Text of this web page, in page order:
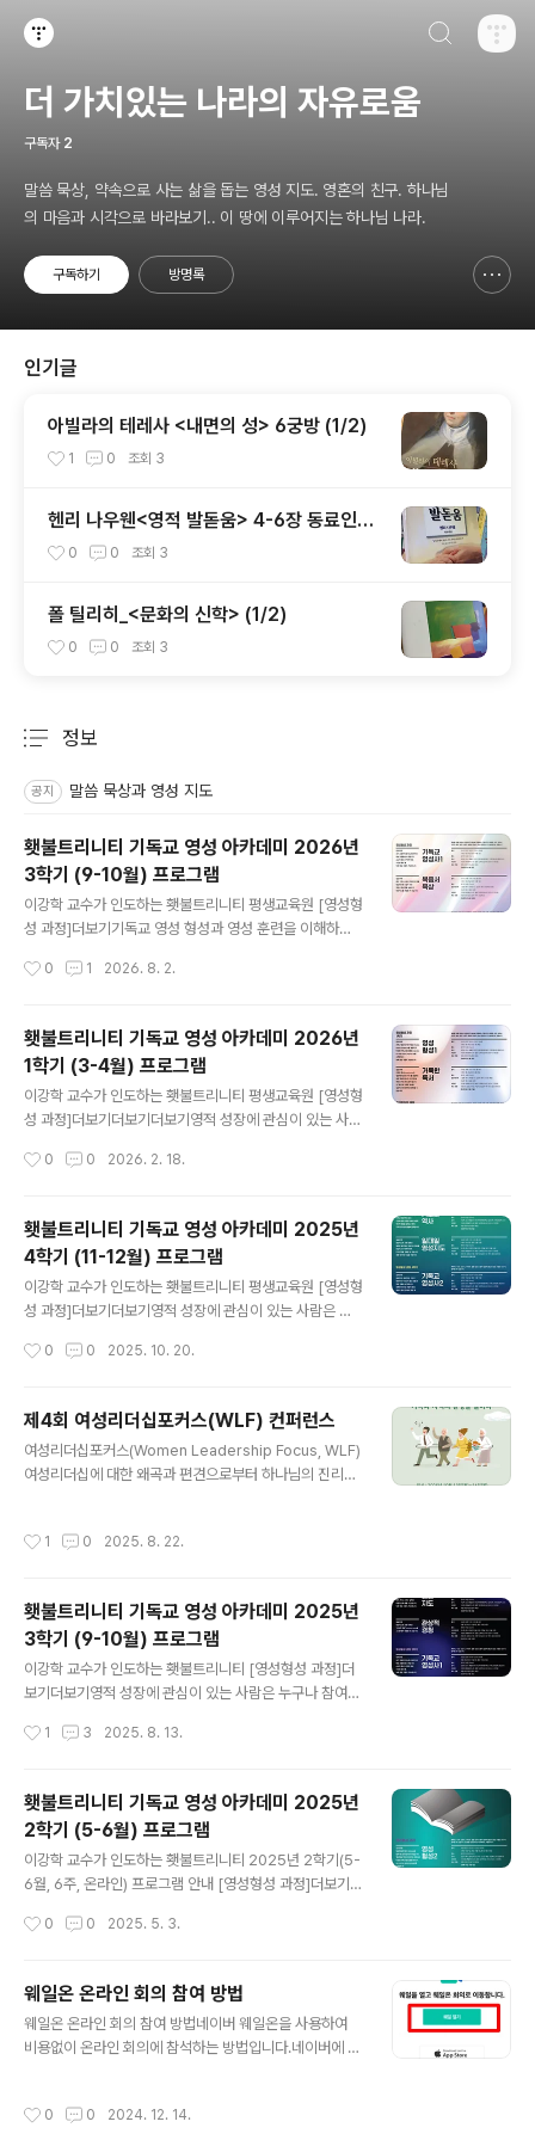
더 가치있는 나라의 자유로움
구독자 2
말씀 묵상, 약속으로 사는 삶을 돕는 영성 지도. 영혼의 친구. 하나님
의 마음과 시각으로 바라보기.. 이 땅에 이루어지는 하나님 나라.
구독하기 방명록
인기글
아빌라의 테레사 <내면의 성> 6궁방 (1/2)
1 0 조회 3
헨리 나우웬<영적 발돋움> 4-6장 동료인간
을 향한 발돋음
0 0 조회 3
폴 틸리히_<문화의 신학> (1/2)
0 0 조회 3
정보
공지 말씀 묵상과 영성 지도
횃불트리니티 기독교 영성 아카데미 2026년
3학기 (9-10월) 프로그램
이강학 교수가 인도하는 횃불트리니티 평생교육원 [영성형
성 과정]더보기기독교 영성 형성과 영성 훈련을 이해하고
적 성숙을 지향하는 기독교인, 목회자, 사모, 선교사, 사역
여할 수 있습니다. (1) 강의 : 기독교영성사1 (등록마감 9월
1일)초기 교회부터 중세 교회까지의 영성 운동들을 소개합
니다. : 순교의 영성, 사막의 영성, 수도원 영성 등 녹화 영상
시청도 가능합니다. . 시간 : 수요일 오전 10시 -12시 (총 6
회). 장소 : zoom (온라인 수업). 강사 : 김정희 교수(횃불
료 : 15만원 (횃불 동문 및 재학생, WEC..
0 1 2026. 8. 2.
횃불트리니티 기독교 영성 아카데미 2026년
1학기 (3-4월) 프로그램
이강학 교수가 인도하는 횃불트리니티 평생교육원 [영성형
성 과정]더보기더보기더보기영적 성장에 관심이 있는 사람
련을 이해하고 경험하기 원하는 분들 대상 (1) 강의 : 영성
영성, 영성형성, 영성훈련 등)을 설명하고 다양한 기독교 영
성 훈련(거룩한 독서, 의식성찰, 영성일기, 자연 묵상 등)을
소개합니다. 녹화 영상 시청도 가능합니다. . 시간 : 수요일
오전 10시 -12시 (총 6회). 장소 : zoom (온라인 수업).
강사 : 김정희 교수(횃불트리니티신학대학원대학교 기독교
WEC, WLF 12만원)(개강 : 3월 4일..
0 0 2026. 2. 18.
횃불트리니티 기독교 영성 아카데미 2025년
4학기 (11-12월) 프로그램
이강학 교수가 인도하는 횃불트리니티 평생교육원 [영성형
성 과정]더보기더보기영적 성장에 관심이 있는 사람은 누
이해하고 경험하기 원하는 분들 대상 (1) 강의 : 기독교 영
대까지 기독교의 영성 인물과 영성 운동을 소개합니다. : 성
례전의 영성, 연합의 영성, 일상의 영성, 말씀의 영성 등. .
시간 : 수요일 오전 10시 -12시 (총 6회). 장소 : zoom (온
라인 수업). 강사 : 김정희 교수(횃불트리니티신학대학원대
종강 : 12월 10일 ) (2) ..
0 0 2025. 10. 20.
제4회 여성리더십포커스(WLF) 컨퍼런스
여성리더십포커스(Women Leadership Focus, WLF)
여성리더십에 대한 왜곡과 편견으로부터 하나님의 진리안
의 사역자, 여성 리더 입니다. GMF (Global Missionary
십포커스(이하 WLF, 디렉터 손경화)가 개최하는 제4회 여
성리더십컨퍼런스에 여성 사역자 여러분을 초대합니다. 이
번 컨퍼런스의 주제는 '여성 사역자 가족과 사역의 균형을
말하다'입니다. 여성 사역자들의 지혜와 경륜이 하나로 모
1 0 2025. 8. 22.
횃불트리니티 기독교 영성 아카데미 2025년
3학기 (9-10월) 프로그램
이강학 교수가 인도하는 횃불트리니티 [영성형성 과정]더
보기더보기영적 성장에 관심이 있는 사람은 누구나 참여할
험하기 원하는 분들 대상 (1) 강의 : 기독교 영성사1 (등록
을 소개합니다. : 순교의 영성, 사막의 영성, 수도원 영성 등.
녹화 영상 시청도 가능합니다. . 시간 : 수요일 오전 10시 -
12시 (총 6회). 장소 : zoom (온라인 수업). 강사 : 김정희
교수(횃불트리니티신학대학원대학교 기독교영성학 겸임
교수). 수강료 : 15만원 (횃불 동문 및 재학생, WEC, WLF
월 15일 ) (2) 소그룹 ..
1 3 2025. 8. 13.
횃불트리니티 기독교 영성 아카데미 2025년
2학기 (5-6월) 프로그램
이강학 교수가 인도하는 횃불트리니티 2025년 2학기(5-
6월, 6주, 온라인) 프로그램 안내 [영성형성 과정]더보기영
기독교 영성 형성과 영성 훈련을 이해하고 경험하기 원하
간 : 수요일 오전 10시 -12시 (총 6회). 장소 : zoom (온라
인 수업). 수강료 : 15만원 (횃불 동문 및 재학생, WEC, W
LF 12만원)(5월 7일 수요일 개강, 6월4일 휴강, 종강 : 6
월 18일 ) (2) 소그룹 실습 : 성찰기도 (등록마감 5월 2일).
0 0 2025. 5. 3.
웨일온 온라인 회의 참여 방법
웨일온 온라인 회의 참여 방법네이버 웨일온을 사용하여
비용없이 온라인 회의에 참석하는 방법입니다.네이버에 로
톡으로 공유한 경우의 설치 방법을 안내합니다. 1.카톡에서
0 0 2024. 12. 14.